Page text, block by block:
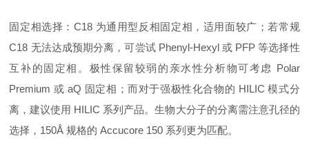
固定相选择：C18 为通用型反相固定相，适用面较广；若常规
C18 无法达成预期分离，可尝试 Phenyl-Hexyl 或 PFP 等选择性
互补的固定相。极性保留较弱的亲水性分析物可考虑 Polar
Premium 或 aQ 固定相；而对于强极性化合物的 HILIC 模式分
离，建议使用 HILIC 系列产品。生物大分子的分离需注意孔径的
选择，150Å 规格的 Accucore 150 系列更为匹配。